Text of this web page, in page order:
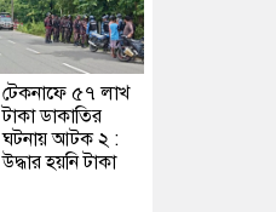
টেকনাফে ৫৭ লাখ
টাকা ডাকাতির
ঘটনায় আটক ২ :
উদ্ধার হয়নি টাকা